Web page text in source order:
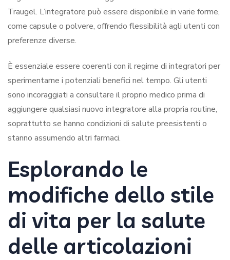
Traugel. L’integratore può essere disponibile in varie forme,
come capsule o polvere, offrendo flessibilità agli utenti con
preferenze diverse.
È essenziale essere coerenti con il regime di integratori per
sperimentarne i potenziali benefici nel tempo. Gli utenti
sono incoraggiati a consultare il proprio medico prima di
aggiungere qualsiasi nuovo integratore alla propria routine,
soprattutto se hanno condizioni di salute preesistenti o
stanno assumendo altri farmaci.
Esplorando le
modifiche dello stile
di vita per la salute
delle articolazioni